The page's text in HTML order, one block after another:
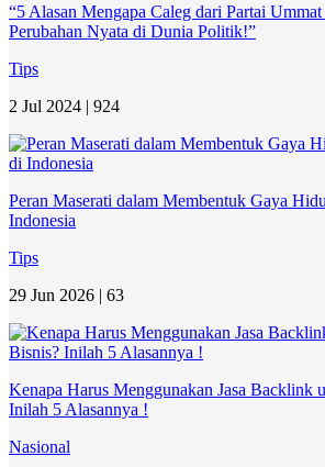
“5 Alasan Mengapa Caleg dari Partai
Perubahan Nyata di Dunia Politik!”
Tips
2 Jul 2024 | 924
Peran Maserati dalam Membentuk Gaya
Indonesia
Tips
29 Jun 2026 | 63
Kenapa Harus Menggunakan Jasa Backlink
Inilah 5 Alasannya !
Nasional